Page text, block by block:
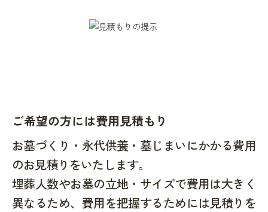
ご希望の方には費用見積もり
お墓づくり・永代供養・墓じまいにかかる費用
のお見積りをいたします。
埋葬人数やお墓の立地・サイズで費用は大きく
異なるため、費用を把握するためには見積りを